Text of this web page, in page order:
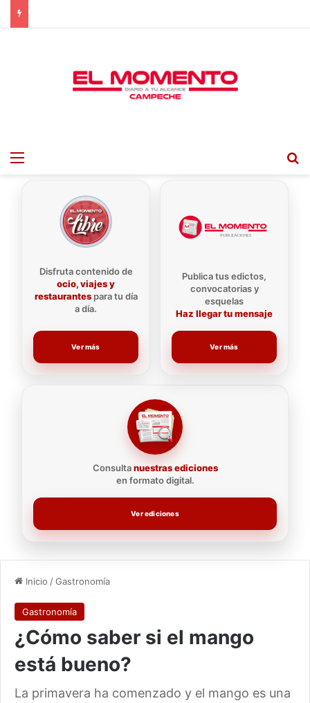
Menu
Disfruta contenido de
ocio, viajes y
restaurantespara tu día
a día.
Ver más
Consultanuestras ediciones
en formato digital.
Ver ediciones
Publica tus edictos,
convocatorias y
esquelas
Haz llegar tu mensaje
Ver más
Inicio /Gastronomía
Gastronomía
¿Cómo saber si el mango
está bueno?
La primavera ha comenzado y el mango es una